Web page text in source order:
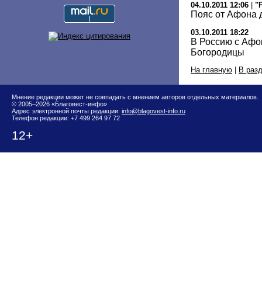
04.10.2011 12:06
Пояс от Афона
03.10.2011 18:22
В Россию с
Богородицы
На главную В
Мнение редакции может не совпадать с мнением авторов отдельных материалов.
© 2005–2026 «Благовест-инфо»
Адрес электронной почты редакции: info@blagovest-info.ru
Телефон редакции: +7 499 264 97 72
12+